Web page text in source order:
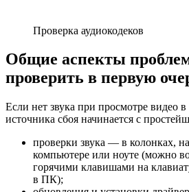
Проверка аудиокодеков
Общие аспекты
проверить в первую
Если нет звука при просмотре видео в
источника сбоя начинается с
проверки звука — в колонках,
компьютере или ноуте (можно
горячими клавишами на
в ПК);